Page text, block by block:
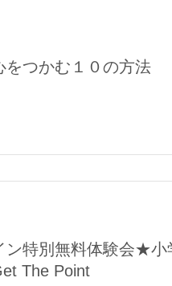
をつかむ１０の方法
特別無料体験会★小
The Point